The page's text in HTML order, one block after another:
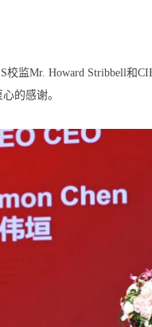
校监Mr. Howard Stribbell和
的感谢。